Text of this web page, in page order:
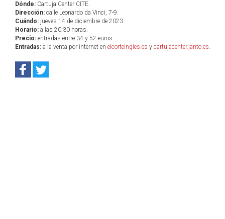
Dónde: Cartuja Center CITE.
Dirección: calle Leonardo da Vinci, 7-9.
Cuándo: jueves 14 de diciembre de 2023.
Horario: a las 20:30 horas.
Precio: entradas entre 34 y 52 euros.
Entradas: a la venta por internet en elcorteingles.es y cartujacenter.janto.es.